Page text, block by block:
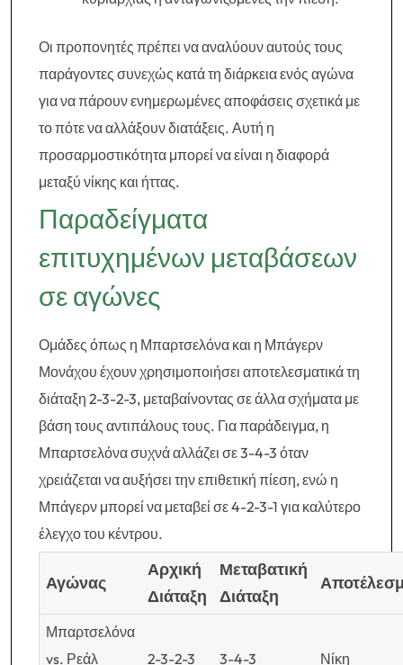
Οι προπονητές πρέπει να αναλύουν αυτούς τους
παράγοντες συνεχώς κατά τη διάρκεια ενός αγώνα
για να πάρουν ενημερωμένες αποφάσεις σχετικά με
το πότε να αλλάξουν διατάξεις. Αυτή η
προσαρμοστικότητα μπορεί να είναι η διαφορά
μεταξύ νίκης και ήττας.
Παραδείγματα
επιτυχημένων μεταβάσεων
σε αγώνες
Ομάδες όπως η Μπαρτσελόνα και η Μπάγερν
Μονάχου έχουν χρησιμοποιήσει αποτελεσματικά τη
διάταξη 2-3-2-3, μεταβαίνοντας σε άλλα σχήματα με
βάση τους αντιπάλους τους. Για παράδειγμα, η
Μπαρτσελόνα συχνά αλλάζει σε 3-4-3 όταν
χρειάζεται να αυξήσει την επιθετική πίεση, ενώ η
Μπάγερν μπορεί να μεταβεί σε 4-2-3-1 για καλύτερο
έλεγχο του κέντρου.
Αγώνας
Αρχική
Διάταξη
Μεταβατική
Διάταξη
Μπαρτσελόνα
vs. Ρεάλ
2-3-2-3 3-4-3 Νίκη